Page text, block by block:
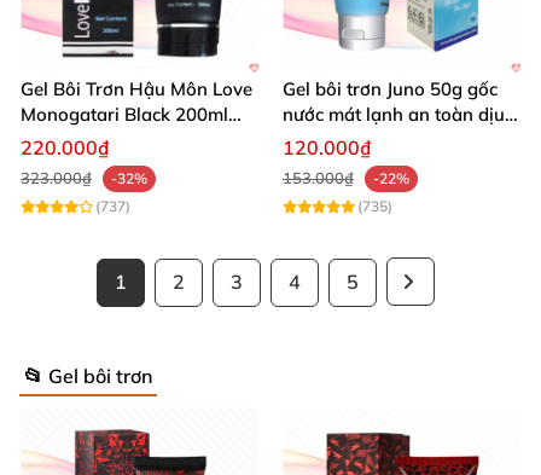
Gel Bôi Trơn Hậu Môn Love
Monogatari Black 200ml
Nhật Bản An Toàn Mềm
220.000₫
323.000₫
-32%
(737)
Gel bôi trơn Juno 50g gốc
nước mát lạnh an toàn dịu
nhẹ
120.000₫
153.000₫
-22%
(735)
1 2 3 4 5
📂 Gel bôi trơn